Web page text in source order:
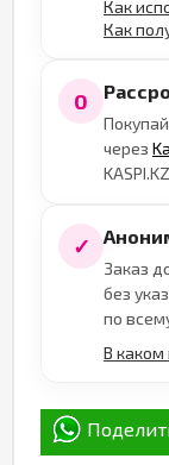
Как
Как
0
через
✓
Заказ
без
по
В каком